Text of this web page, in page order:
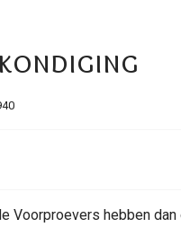
Voorproevers hebben